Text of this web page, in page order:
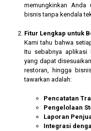
memungkinkan
bisnis tanpa kendala
Fitur Lengkap untuk
Kami tahu bahwa
Itu sebabnya aplikasi
yang dapat
restoran, hingga
tawarkan adalah:
Pencatatan
Pengelolaan
Laporan
Integrasi